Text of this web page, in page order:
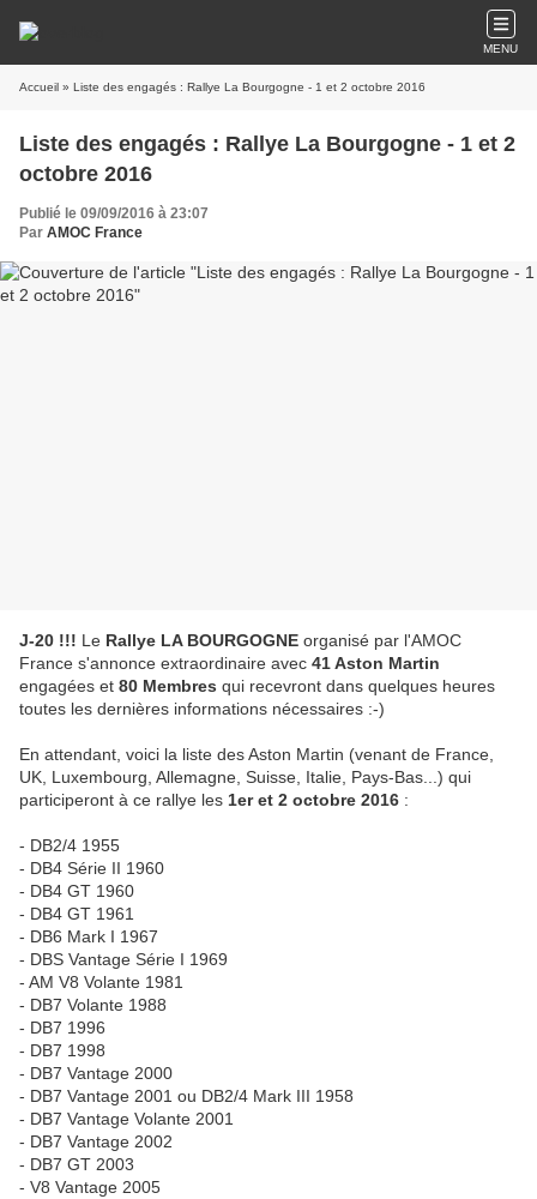
MENU
Accueil » Liste des engagés : Rallye La Bourgogne - 1 et 2 octobre 2016
Liste des engagés : Rallye La Bourgogne - 1 et 2
octobre 2016
Publié le 09/09/2016 à 23:07
Par AMOC France
J-20 !!! Le Rallye LA BOURGOGNE organisé par l'AMOC
France s'annonce extraordinaire avec 41 Aston Martin
engagées et 80 Membres qui recevront dans quelques heures
toutes les dernières informations nécessaires :-)
En attendant, voici la liste des Aston Martin (venant de France,
UK, Luxembourg, Allemagne, Suisse, Italie, Pays-Bas...) qui
participeront à ce rallye les 1er et 2 octobre 2016 :
- DB2/4 1955
- DB4 Série II 1960
- DB4 GT 1960
- DB4 GT 1961
- DB6 Mark I 1967
- DBS Vantage Série I 1969
- AM V8 Volante 1981
- DB7 Volante 1988
- DB7 1996
- DB7 1998
- DB7 Vantage 2000
- DB7 Vantage 2001 ou DB2/4 Mark III 1958
- DB7 Vantage Volante 2001
- DB7 Vantage 2002
- DB7 GT 2003
- V8 Vantage 2005